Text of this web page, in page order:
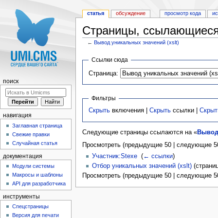
Страницы,
←Вывод уникальных значений (xslt)
Ссылки сюда
Страница:
Фильтры
Скрыть включения |Скрыть ссылки |
Следующие страницы ссылаются на «Вывод
Просмотреть (предыдущие 50 | следующие
Участник:Stexe‎ (← ссылки)
Отбор уникальных значений (xslt)
Просмотреть (предыдущие 50 | следующие
статья обсуждение просмотр кода
поиск
навигация
Заглавная страница
Свежие правки
Случайная статья
документация
Модули системы
Макросы и шаблоны
API для разработчика
инструменты
Спецстраницы
Версия для печати